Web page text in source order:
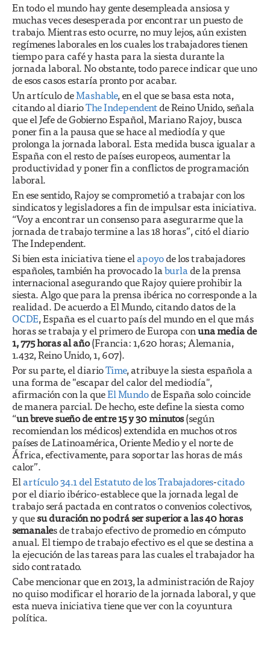
En todo el mundo hay gente desempleada ansiosa y
muchas veces desesperada por encontrar un puesto de
trabajo. Mientras esto ocurre, no muy lejos, aún existen
regímenes laborales en los cuales los trabajadores tienen
tiempo para café y hasta para la siesta durante la
jornada laboral. No obstante, todo parece indicar que uno
de esos casos estaría pronto por acabar.
Un artículo deMashable, en el que se basa esta nota,
citando al diarioTheIndependentde Reino Unido, señala
que el Jefe de Gobierno Español, Mariano Rajoy, busca
poner fin a la pausa que se hace al mediodía y que
prolonga la jornada laboral. Esta medida busca igualar a
España con el resto de países europeos, aumentar la
productividad y poner fin a conflictos de programación
laboral.
En ese sentido, Rajoy se comprometió a trabajar con los
sindicatos y legisladores a fin de impulsar esta iniciativa.
“Voy a encontrar un consenso para asegurarme que la
jornada de trabajo termine a las 18 horas”, citó el diario
The Independent.
Si bien esta iniciativa tiene elapoyode los trabajadores
españoles, también ha provocado laburlade la prensa
internacional asegurando que Rajoy quiere prohibir la
siesta. Algo que para la prensa ibérica no corresponde a la
realidad. De acuerdo a El Mundo, citando datos de la
OCDE, España es el cuarto país del mundo en el que más
horas se trabaja y el primero de Europa conuna media de
1, 775 horas al año(Francia: 1,620 horas; Alemania,
1.432, Reino Unido, 1, 607).
Por su parte, el diarioTime, atribuye la siesta española a
una forma de "escapar del calor del mediodía",
afirmación con la queEl Mundode España solo coincide
de manera parcial. De hecho, este define la siesta como
“un breve sueño de entre 15 y 30 minutos(según
recomiendan los médicos) extendida en muchos otros
países de Latinoamérica, Oriente Medio y el norte de
África, efectivamente, para soportar las horas de más
calor”.
Elartículo 34.1 del Estatuto de los Trabajadores-citado
por el diario ibérico-establece que la jornada legal de
trabajo será pactada en contratos o convenios colectivos,
y quesu duración no podrá ser superior a las 40 horas
semanales de trabajo efectivo de promedio en cómputo
anual. El tiempo de trabajo efectivo es el que se destina a
la ejecución de las tareas para las cuales el trabajador ha
sido contratado.
Cabe mencionar que en 2013, la administración de Rajoy
no quiso modificar el horario de la jornada laboral, y que
esta nueva iniciativa tiene que ver con la coyuntura
política.